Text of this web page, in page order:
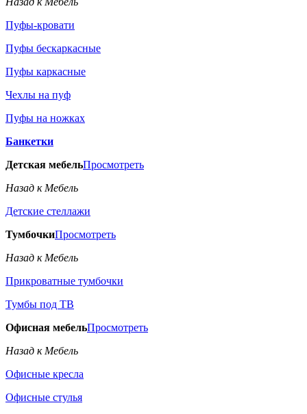
Пуфы-кровати
Пуфы бескаркасные
Пуфы каркасные
Чехлы на пуф
Пуфы на ножках
Банкетки
Детская мебельПросмотреть
Назад к Мебель
Детские стеллажи
ТумбочкиПросмотреть
Назад к Мебель
Прикроватные тумбочки
Тумбы под ТВ
Офисная мебельПросмотреть
Назад к Мебель
Офисные кресла
Офисные стулья